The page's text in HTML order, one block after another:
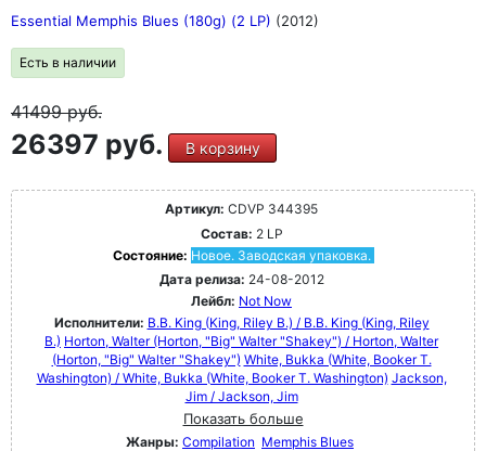
Essential Memphis Blues (180g) (2 LP) (2012)
Есть в наличии
41499руб.
26397 руб. В корзину
Артикул: CDVP 344395
Состав: 2 LP
Состояние: Новое. Заводская упаковка.
Дата релиза: 24-08-2012
Лейбл: Not Now
Исполнители: B.B. King (King, Riley B.) / B.B. King (King, Riley
B.) Horton, Walter (Horton, "Big" Walter "Shakey") / Horton, Walter
(Horton, "Big" Walter "Shakey") White, Bukka (White, Booker T.
Washington) / White, Bukka (White, Booker T. Washington) Jackson,
Jim / Jackson, Jim
Показать больше
Жанры: Compilation Memphis Blues